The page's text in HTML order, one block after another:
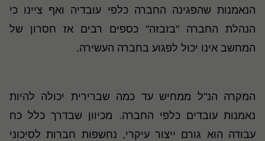
הנאמנות שהפגינה החברה כלפי עובדיה ואף ציינו כי
הנהלת החברה "בזבזה" כספים רבים אז חסרון של
המחשב אינו יכול לפגוע בחברה העשירה.
המקרה הנ"ל ממחיש עד כמה שברירית יכולה להיות
נאמנות עובדים כלפי החברה. מכיוון שבדרך כלל כח
עבודה הוא גורם ייצור עיקרי, נחשפות חברות לסיכוני